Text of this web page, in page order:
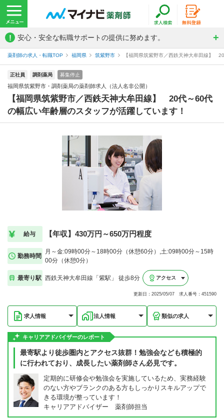
! 安心・安全な転職サポートの提供に努めます。
薬剤師の求人・転職TOP 福岡県 筑紫野市 【福岡県筑紫野市／西鉄天神大牟田線】
正社員 調剤薬局 募集停止
福岡県筑紫野市・調剤薬局の薬剤師求人（法人名非公開）
【福岡県筑紫野市／西鉄天神大牟田線】 20代～60代
の幅広い年齢層のスタッフが活躍しています！
給与 【年収】430万円～650万円程度
勤務時間
月～金:09時00分～18時00分（休憩60分）,土:09時00分～15時
00分（休憩0分）
最寄り駅 西鉄天神大牟田線「紫駅」 徒歩8分 アクセス
更新日：2025/05/07 求人番号：451590
求人情報 法人情報 類似の求人
キャリアアドバイザーのレポート
最寄駅より徒歩圏内とアクセス抜群！勉強会なども積極的
に行われており、成長したい薬剤師さん必見です。
定期的に研修会や勉強会を実施しているため、実務経験
のない方やブランクのある方もしっかりスキルアップで
きる環境が整っています！
キャリアアドバイザー 薬剤師担当